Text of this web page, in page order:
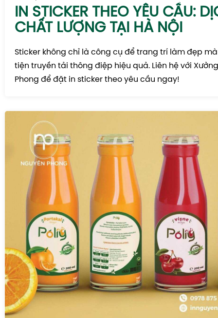
IN STICKER THEO YÊU CẦU:
CHẤT LƯỢNG TẠI HÀ NỘI
Sticker không chỉ là công cụ để trang trí làm đẹp
tiện truyền tải thông điệp hiệu quả. Liên hệ với
Phong để đặt in sticker theo yêu cầu ngay!